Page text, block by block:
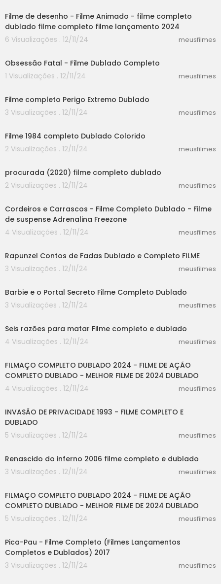
odos o compartilhem e distribuam publicament
e. Quando for distribuí-lo, por favor, mencione
a fonte. Nenhuma organização, grupo social ou
pessoa física pode modificar ou distorcer o co
o da Igreja de Deus Todo-Poderoso.<br /><br /
>O conteúdo deste vídeo foi traduzido inteiram
o número de imprecisões é inevitável. Se você
descobrir alguma dessas imprecisões, por fav
e também à vontade de entrar em contato e n
os informa.
Filme de desenho - Filme Animado - filme completo
dublado filme completo filme lançamento 2024
6 Visualizações . 12/11/24
meusfilmes
Obsessão Fatal - Filme Dublado Completo
1 Visualizações . 12/11/24
meusfilmes
Filme completo Perigo Extremo Dublado
3 Visualizações . 12/11/24
meusfilmes
Filme 1984 completo Dublado Colorido
2 Visualizações . 12/11/24
meusfilmes
procurada (2020) filme completo dublado
2 Visualizações . 12/11/24
meusfilmes
Cordeiros e Carrascos - Filme Completo Dublado - Filme
de suspense Adrenalina Freezone
4 Visualizações . 12/11/24
meusfilmes
Rapunzel Contos de Fadas Dublado e Completo FILME
3 Visualizações . 12/11/24
meusfilmes
Barbie e o Portal Secreto Filme Completo Dublado
3 Visualizações . 12/11/24
meusfilmes
Seis razões para matar Filme completo e dublado
4 Visualizações . 12/11/24
meusfilmes
FILMAÇO COMPLETO DUBLADO 2024 - FILME DE AÇÃO
COMPLETO DUBLADO - MELHOR FILME DE 2024 DUBLADO
4 Visualizações . 12/11/24
meusfilmes
INVASÃO DE PRIVACIDADE 1993 - FILME COMPLETO E
DUBLADO
5 Visualizações . 12/11/24
meusfilmes
Renascido do inferno 2006 filme completo e dublado
3 Visualizações . 12/11/24
meusfilmes
FILMAÇO COMPLETO DUBLADO 2024 - FILME DE AÇÃO
COMPLETO DUBLADO - MELHOR FILME DE 2024 DUBLADO
5 Visualizações . 12/11/24
meusfilmes
Pica-Pau - Filme Completo (Filmes Lançamentos
Completos e Dublados) 2017
3 Visualizações . 12/11/24
meusfilmes